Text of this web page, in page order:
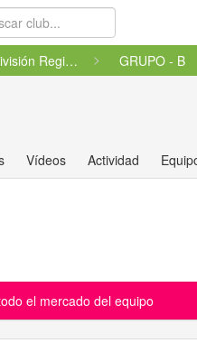
Primera División Regional GRUPO - B
Vídeos Actividad
el mercado del equipo